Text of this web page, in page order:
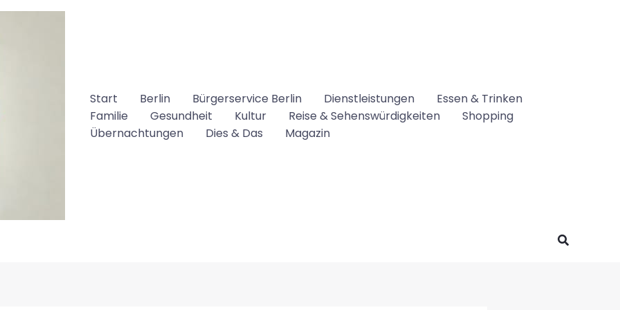
Start Berlin Bürgerservice Berlin Dienstleistungen
Essen & Trinken
Familie
Gesundheit Kultur Reise & Sehenswürdigkeiten
Shopping
Übernachtungen
Dies & Das Magazin
Suchen